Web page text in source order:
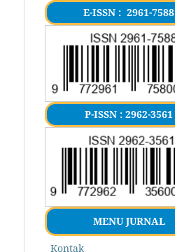
E-ISSN : 2961-7588
P-ISSN : 2962-3561
MENU JURNAL
Kontak